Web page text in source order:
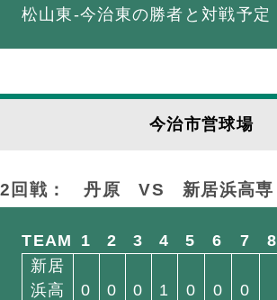
松山東-今治東の勝者と対戦予定
今治市営球場
2回戦： 丹原VS 新居浜高専
TEAM 1 2 3 4 5 6 7 8
新居
浜高
0 0 0 1 0 0 0